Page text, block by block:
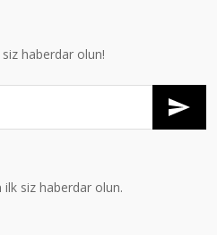
haberdar olun!
siz haberdar olun.